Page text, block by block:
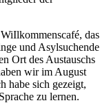
das
und Asylsuchende
Ort des Austauschs
wir im August
habe sich gezeigt,
zu lernen.